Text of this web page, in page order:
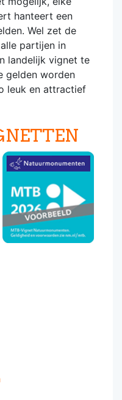
hanteert een
Wel zet de
partijen in
landelijk vignet te
gelden worden
leuk en attractief